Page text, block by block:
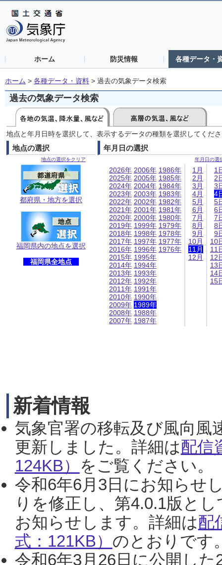
ホーム 防災情報 各種データ・
ホーム > 各種データ・資料 > 過去の気象データ検索
過去の気象データ検索
地点と年月日時を選択して、表示するデータの種類を選択してくだ
地点の選択
地点の選択をクリア
都府県・地方を選択
福岡県内の地点を選択
福岡県全地点
年月日の選択
年月日の選
2026年
2025年
2024年
2023年
2022年
2021年
2020年
2019年
2018年
2017年
2016年
2015年
2014年
2013年
2012年
2011年
2010年
2009年
2008年
2007年
2006年
2005年
2004年
2003年
2002年
2001年
2000年
1999年
1998年
1997年
1996年
1995年
1994年
1993年
1992年
1991年
1990年
1989年
1988年
1987年
1986年
1985年
1984年
1983年
1982年
1981年
1980年
1979年
1978年
1977年
1976年
1月
2月
3月
4月
5月
6月
7月
8月
9月
10月
11月
12月
1
2
3
4
5
6
7
8
9
10
11
12
13
14
15
新着情報
気象官署の移転及び風向風
更新しました。詳細は配信
124KB） をご覧ください。
令和6年6月3日にお知らせ
りを修正し、第4.0.1版と
お知らせします。詳細は配
式：121KB） のとおりです
令和6年3月26日に公開し